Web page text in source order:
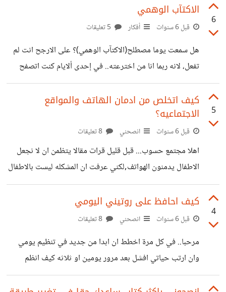
وفق نمط معين نفقده بمرور الوقت ونحن لانشعر الا وان النمط
قد تغير.. فمثلا انت حين تتذكر الماضي ستجد انك كنت تعيش
الماضيه وتتمنى ان تعيد تلك الوتيره... بالنسبه لي اكثر ماافتقده
هو الشعور بالانتظام... ليس في البيئه
6
الاكتآب الوهمي
قبل 6 سنوات أفكار
هل سمعت يوما مصطلح(الاكتآب الوهمي)؟ على الارجح انت لم
تفعل، لانه ربما انا من اخترعته.. في إحدى ألايام كنت اتصفح
الانستقرام وظهر امامي منشور محتواه كان سلبي بعض الشيء
ويتكلم عن ان الحياة لم تعد تحتمل وعن ان الشخص يختنق
بسبب الضغوطات التي يمر بها وما إلى ذلك.. ذهبت الى قسم
التعليقات لاجد الجميع يجهش بالبكاء وانه يريد ان ينهي حياته...
واخذت افكر في اني رأيت الكثير من المنشورات المشابهه له
وحين اقول الكثير فأني اعني حقا الكثير،كلها تدور عن
5
كيف اتخلص من ادمان الهاتف والمواقع
الاجتماعيه؟
قبل 6 سنوات انصحني
اهلا مجتمع حسوب... قبل قليل قرات مقالا يتظمن ان لا نجعل
الاطفال يدمنون الهواتف,لكني عرفت ان المشكله ليست بالاطفال
وانما بنا نحن من نكبرهم سنا فالاطفال فقط يقلدوننا ويفعلون ما
نفعل فاذا كنا نحن المدمنين على الهواتف فكيف هم؟! لذلك انا
اريد مساعدتكم في التخلص من ادمان الهاتف لانه حقا اخذ حيزا
لديكم تجارب سابقه في التخلص من ادمان الهاتف؟ افيدونا
افادكم الله...
4
كيف احافظ على روتيني اليومي
قبل 6 سنوات انصحني
مرحبا.. في كل مرة اخطط ان ابدا من جديد في تنظيم يومي
وان ارتب حياتي افشل بعد مرور يومين او ثلاثه كيف انظم
نومي وحياتي لاني حقا سامت من العيش بعشوائيه؟؟